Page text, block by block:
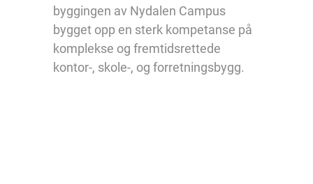
byggingen av Nydalen Campus
bygget opp en sterk kompetanse på
komplekse og fremtidsrettede
kontor-, skole-, og forretningsbygg.